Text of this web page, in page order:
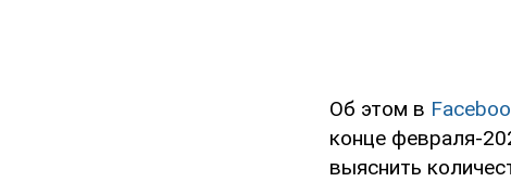
Об этом в
конце февраля-
выяснить